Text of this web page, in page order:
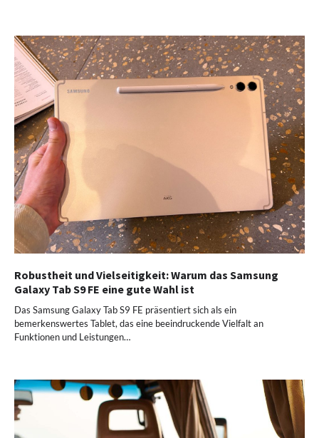
Robustheit und Vielseitigkeit: Warum das Samsung
Galaxy Tab S9 FE eine gute Wahl ist
Das Samsung Galaxy Tab S9 FE präsentiert sich als ein
bemerkenswertes Tablet, das eine beeindruckende Vielfalt an
Funktionen und Leistungen…